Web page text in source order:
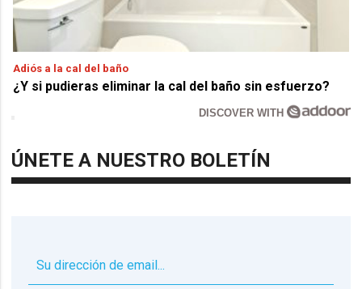
Adiós a la cal del baño
¿Y si pudieras eliminar la cal del baño sin esfuerzo?
DISCOVER WITH
ÚNETE A NUESTRO BOLETÍN